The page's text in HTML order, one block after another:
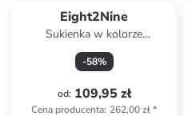
Eight2Nine
Sukienka w kolorze
bordowym
-58%
od: 109,95 zł
Cena producenta: 262,00 zł*